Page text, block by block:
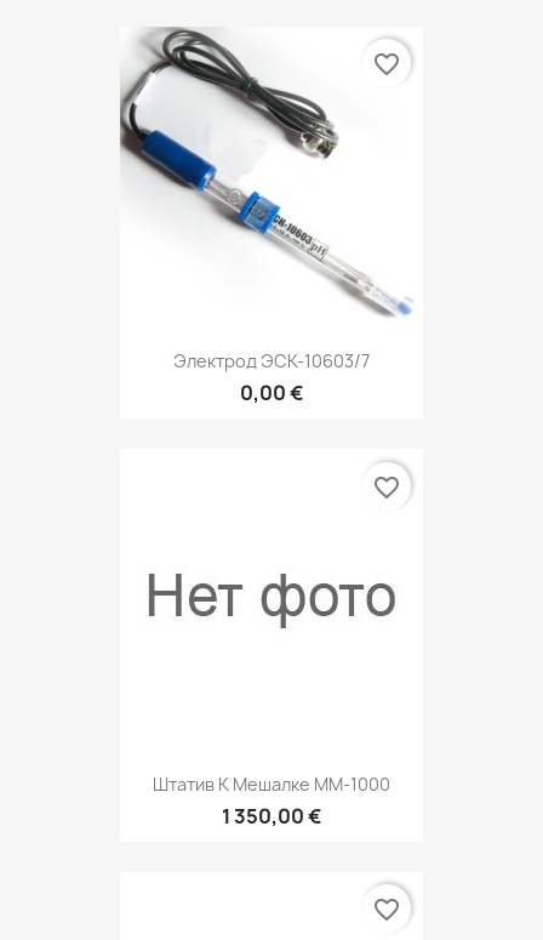
Электрод ЭСК-10603/7
0,00 €
favorite_border
Штатив К Мешалке ММ-1000
1 350,00 €
favorite_border
favorite_border